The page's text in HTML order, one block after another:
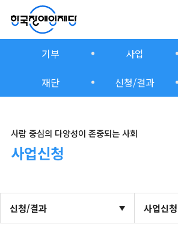
기부 사업
재단
신청/결과
사람 중심의 다양성이 존중되는 사회
사업신청
신청/결과 사업신청